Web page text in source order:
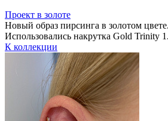
Проект в золоте
Новый образ пирсинга в золотом цвете.
Использовались накрутка Gold Trinity
К коллекции